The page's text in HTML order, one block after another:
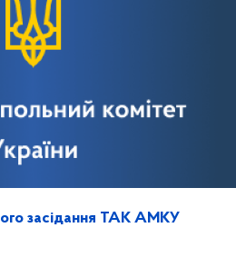
засідання ТАК АМКУ